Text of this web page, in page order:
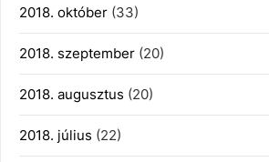
2018. október (33)
2018. szeptember (20)
2018. augusztus (20)
2018. július (22)